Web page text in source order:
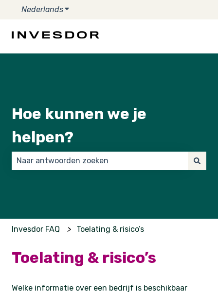
NederlandsSubmenu tonen voor vertalingen
Hoe kunnen we je
helpen?
Invesdor FAQ Toelating & risico’s
Toelating & risico’s
Welke informatie over een bedrijf is beschikbaar